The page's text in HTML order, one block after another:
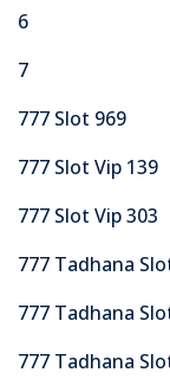
6
7
777 Slot 969
777 Slot Vip 139
777 Slot Vip 303
777 Tadhana
777 Tadhana
777 Tadhana